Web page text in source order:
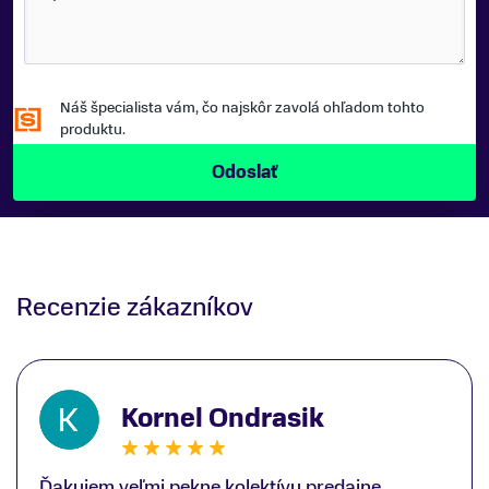
Náš špecialista vám, čo najskôr zavolá ohľadom tohto
produktu.
Recenzie zákazníkov
Kornel Ondrasik